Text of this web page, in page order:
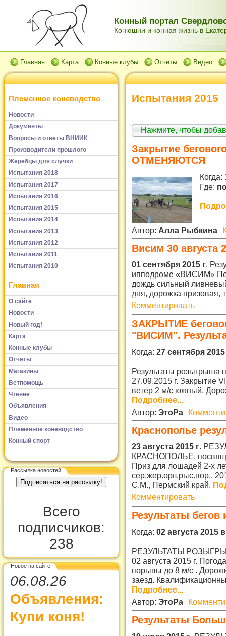
Конный портал
Конюшни и конная жизнь в
Главная Карта Конные клубы Отчеты Видео
Племенное коневодство
Новости
Документы
Вопросы и ответы ВНИИК
Производители прошлого
Жеребцы для случки
Испытания 2018
Испытания 2017
Испытания 2016
Испытания 2015
Испытания 2014
Испытания 2013
Испытания 2012
Испытания 2011
Испытания 2010
Главная
О сайте
Новости
Новый год!
Карта
Конные клубы
Отчеты
Магазины
Ветпомощь
Чтение
Объявления
Видео
Племенное коневодство
Конный спорт
Рассылка новостей
Всего
подписчиков:
238
Новое на сайте
06.08.26
Объявления:
Купи коня!
Испытания 2015
Нажмите, чтобы
Закрытие
ОТМЕНЯЮТСЯ
Когда:
Где:
Автор: Алла Рыбкина
Висим 30 августа
01 сентября 2015 г.
ипподроме «ВИСИМ»
дождь сильный
дня, дорожка
Комментировать
ЗАКРЫТИЕ
"ВИСИМ".
Когда: 27 сентября
Результаты
27.09.2015 г. Закрытие
ветер 2 м/с южный.
Подробнее...
Автор: ЭтоРа
Краснополье
23 августа 2015 г.
КРАСНОПОЛЬЕ,
Приз для лошадей 2-х
сер.жер.орл.рыс.пор.,
С.М., Пермский край.
Комментировать
Результаты
Когда: 02 августа 2015
РЕЗУЛЬТАТЫ
02 августа 2015 г.
порывы до 8 м/с .
заезд.
Подробнее...
Автор: ЭтоРа
Результаты